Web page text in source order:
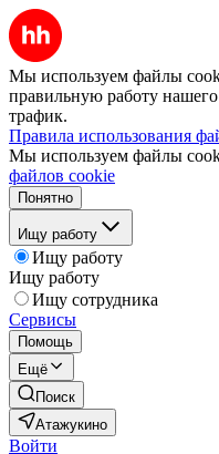
Мы используем файлы
правильную работу нашего
трафик.
Правила использования
Мы используем файлы
файлов cookie
Понятно
Ищу работу
Ищу работу
Ищу работу
Ищу сотрудника
Сервисы
Помощь
Ещё
Поиск
Атажукино
Войти